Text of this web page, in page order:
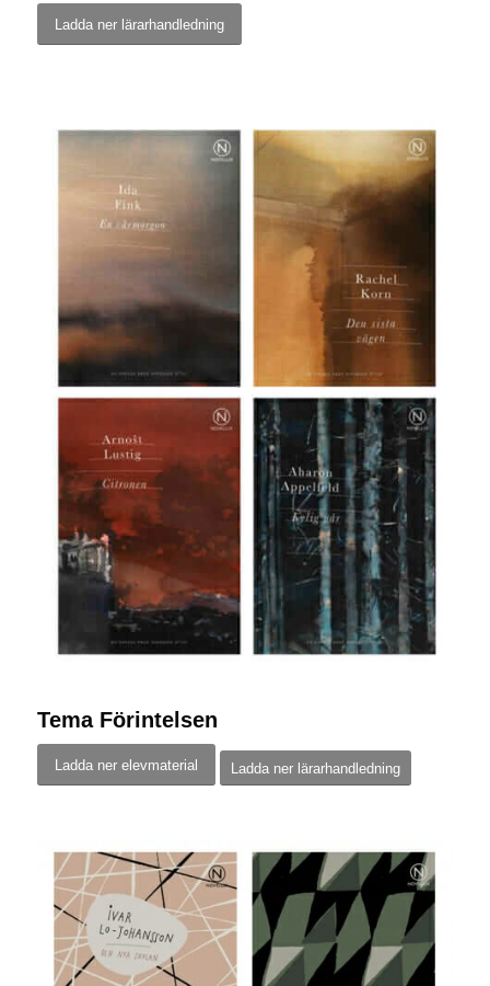
Ladda ner lärarhandledning
Tema Förintelsen
Ladda ner elevmaterial Ladda ner lärarhandledning